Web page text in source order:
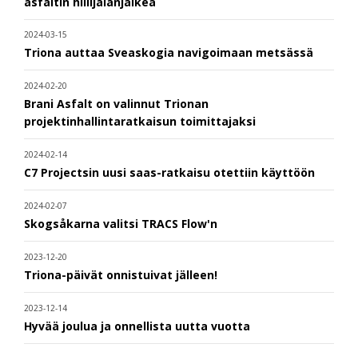
2024-03-15
Triona auttaa Sveaskogia navigoimaan metsässä
2024-02-20
Brani Asfalt on valinnut Trionan
projektinhallintaratkaisun toimittajaksi
2024-02-14
C7 Projectsin uusi saas-ratkaisu otettiin käyttöön
2024-02-07
Skogsåkarna valitsi TRACS Flow'n
2023-12-20
Triona-päivät onnistuivat jälleen!
2023-12-14
Hyvää joulua ja onnellista uutta vuotta